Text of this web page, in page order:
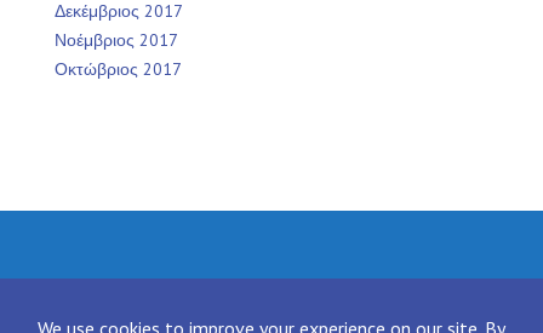
Δεκέμβριος 2017
Νοέμβριος 2017
Οκτώβριος 2017